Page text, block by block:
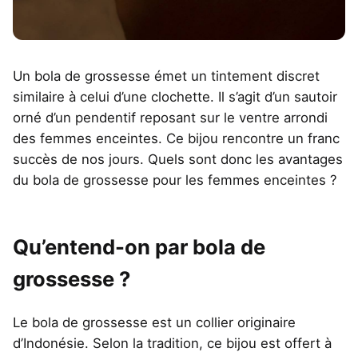
Un bola de grossesse émet un tintement discret
similaire à celui d’une clochette. Il s’agit d’un sautoir
orné d’un pendentif reposant sur le ventre arrondi
des femmes enceintes. Ce bijou rencontre un franc
succès de nos jours. Quels sont donc les avantages
du bola de grossesse pour les femmes enceintes ?
Qu’entend-on par bola de
grossesse ?
Le bola de grossesse est un collier originaire
d’Indonésie. Selon la tradition, ce bijou est offert à